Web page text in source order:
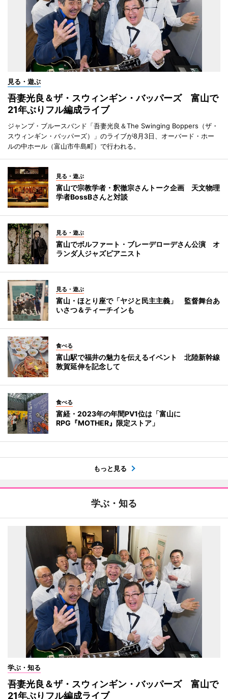
見る・遊ぶ
吾妻光良＆ザ・スウィンギン・バッパーズ 富山で
21年ぶりフル編成ライブ
ジャンプ・ブルースバンド「吾妻光良＆The Swinging Boppers（ザ・
スウィンギン・バッパーズ）」のライブが8月3日、オーバード・ホー
ルの中ホール（富山市牛島町）で行われる。
見る・遊ぶ
富山で宗教学者・釈徹宗さんトーク企画 天文物理
学者BossBさんと対談
見る・遊ぶ
富山でボルファート・ブレーデローデさん公演 オ
ランダ人ジャズピアニスト
見る・遊ぶ
富山・ほとり座で「ヤジと民主主義」 監督舞台あ
いさつ＆ティーチインも
食べる
富山駅で福井の魅力を伝えるイベント 北陸新幹線
敦賀延伸を記念して
食べる
富経・2023年の年間PV1位は「富山に
RPG『MOTHER』限定ストア」
もっと見る
学ぶ・知る
学ぶ・知る
吾妻光良＆ザ・スウィンギン・バッパーズ 富山で
21年ぶりフル編成ライブ